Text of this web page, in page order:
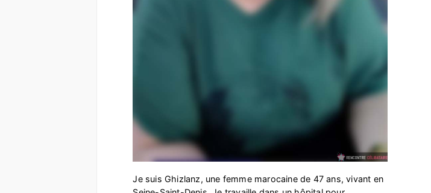
Je suis Ghizlanz, une femme marocaine de 47 ans, vivant en